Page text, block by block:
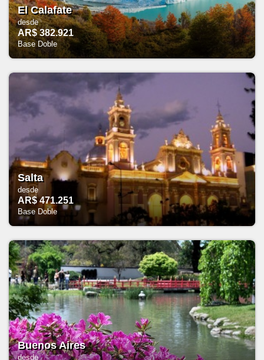
El Calafate
desde
AR$ 382.921
Base Doble
Salta
desde
AR$ 471.251
Base Doble
Buenos Aires
desde